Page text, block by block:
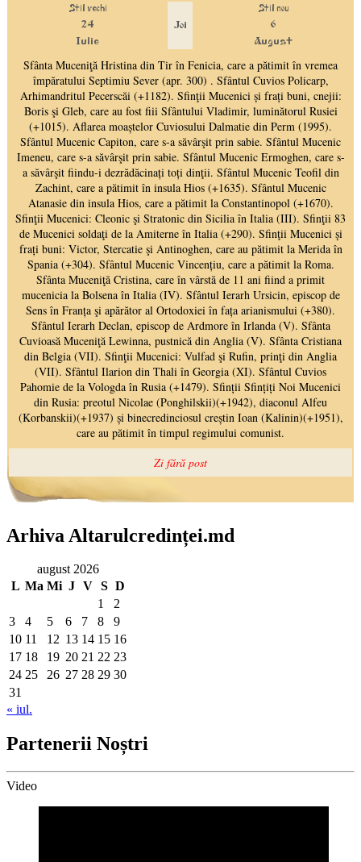
Arhiva Altarulcredinței.md
august 2026
L Ma Mi J V S D
1
2
3
4 5 6 7 8
9
10 11 12 13 14 15 16
17 18 19 20 21 22 23
24 25 26 27 28 29 30
31
« iul.
Partenerii Noștri
Video